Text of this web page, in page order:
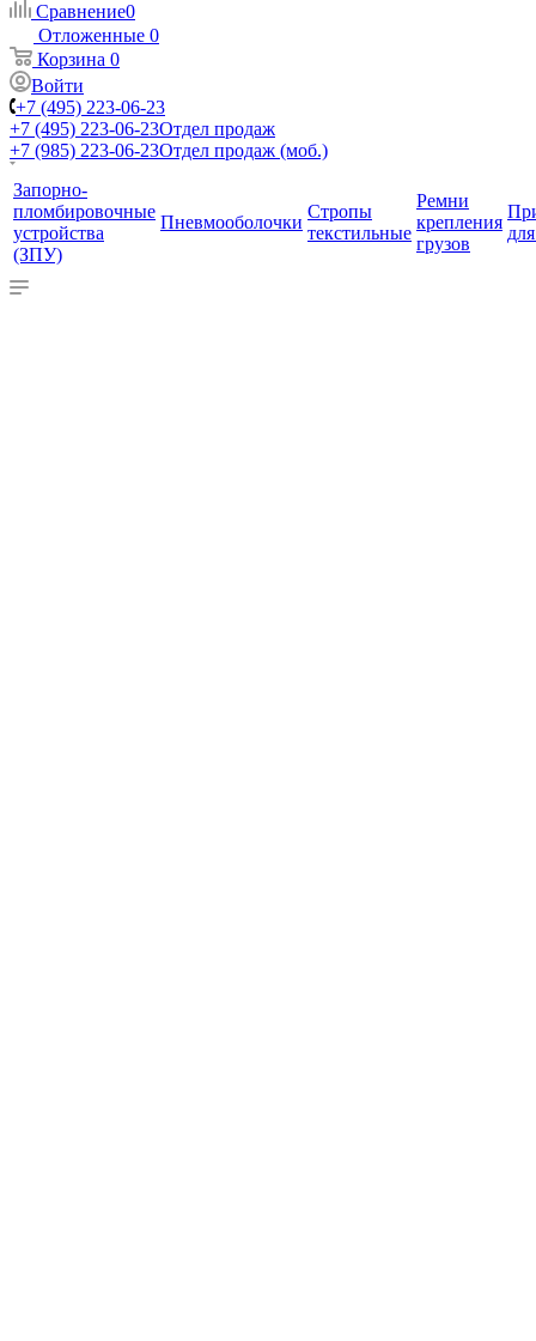
Сравнение0
Отложенные 0
Корзина 0
Войти
+7 (495) 223-06-23
+7 (495) 223-06-23Отдел продаж
+7 (985) 223-06-23Отдел продаж (моб.)
Запорно-
пломбировочные
устройства
(ЗПУ)
Пневмооболочки
Стропы
текстильные
Ремни
крепления
грузов